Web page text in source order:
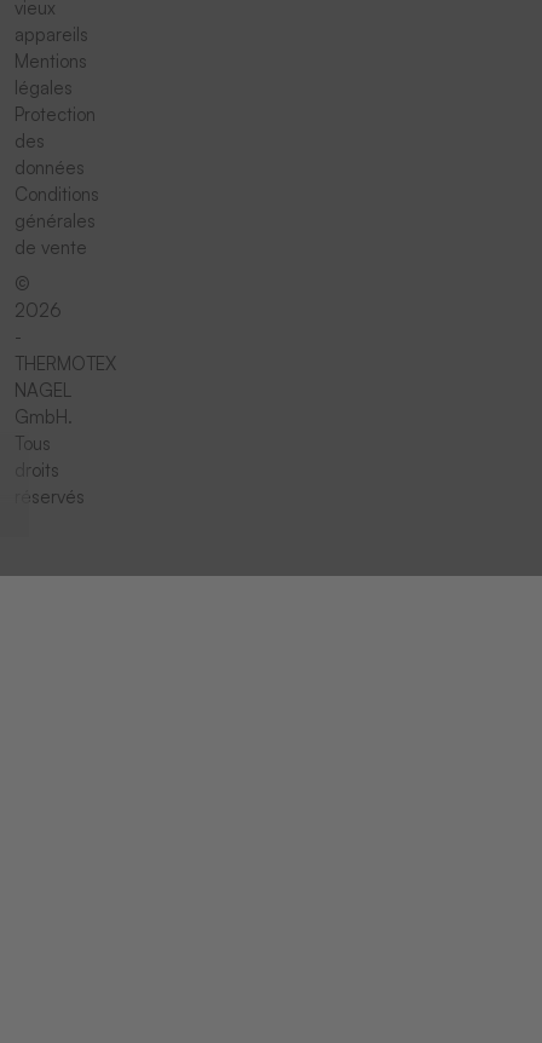
vieux
appareils
Mentions
légales
Protection
des
données
Conditions
générales
de vente
©
2026
-
THERMOTEX
NAGEL
GmbH.
Tous
droits
réservés